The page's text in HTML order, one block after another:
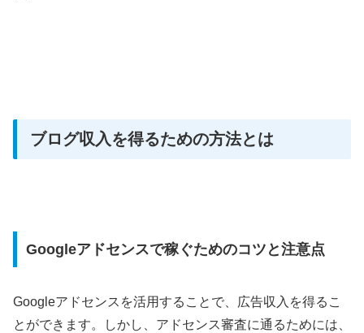
ブログ収入を得るための方法とは
Googleアドセンスで稼ぐためのコツと注意点
Googleアドセンスを活用することで、広告収入を得るこ
とができます。しかし、アドセンス審査に通るためには、